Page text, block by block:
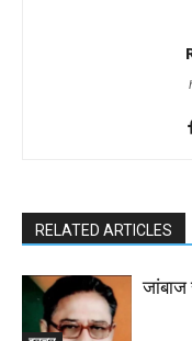
RELATED ARTICLES
जांबाज